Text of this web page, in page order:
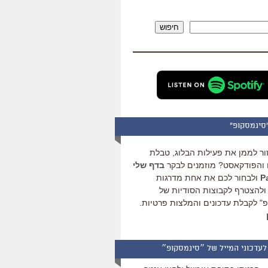
שמע.
חיפוש
לממן את פעילות הבלוג, טבלת
מוזמנים לבקר בדף שלי
ולבחור לכם את אחת מדרגות
לקבוצות הסודיות של
לקבלת עדכונים והמלצות פרטיות.
המייל של ״סינמסקופ״